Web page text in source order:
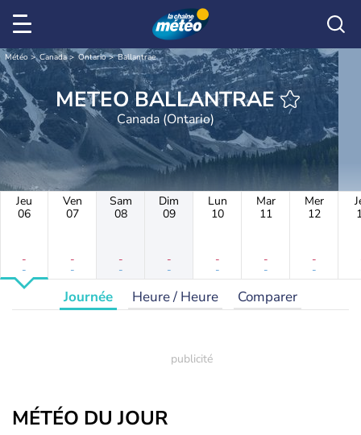
Météo Canada Ontario Ballantrae
METEO BALLANTRAE
Canada (Ontario)
Jeu
06
-
-
Ven
07
-
-
Sam
08
-
-
Dim
09
-
-
Lun
10
-
-
Mar
11
-
-
Mer
12
-
-
Journée Heure / Heure Comparer
MÉTÉO DU JOUR